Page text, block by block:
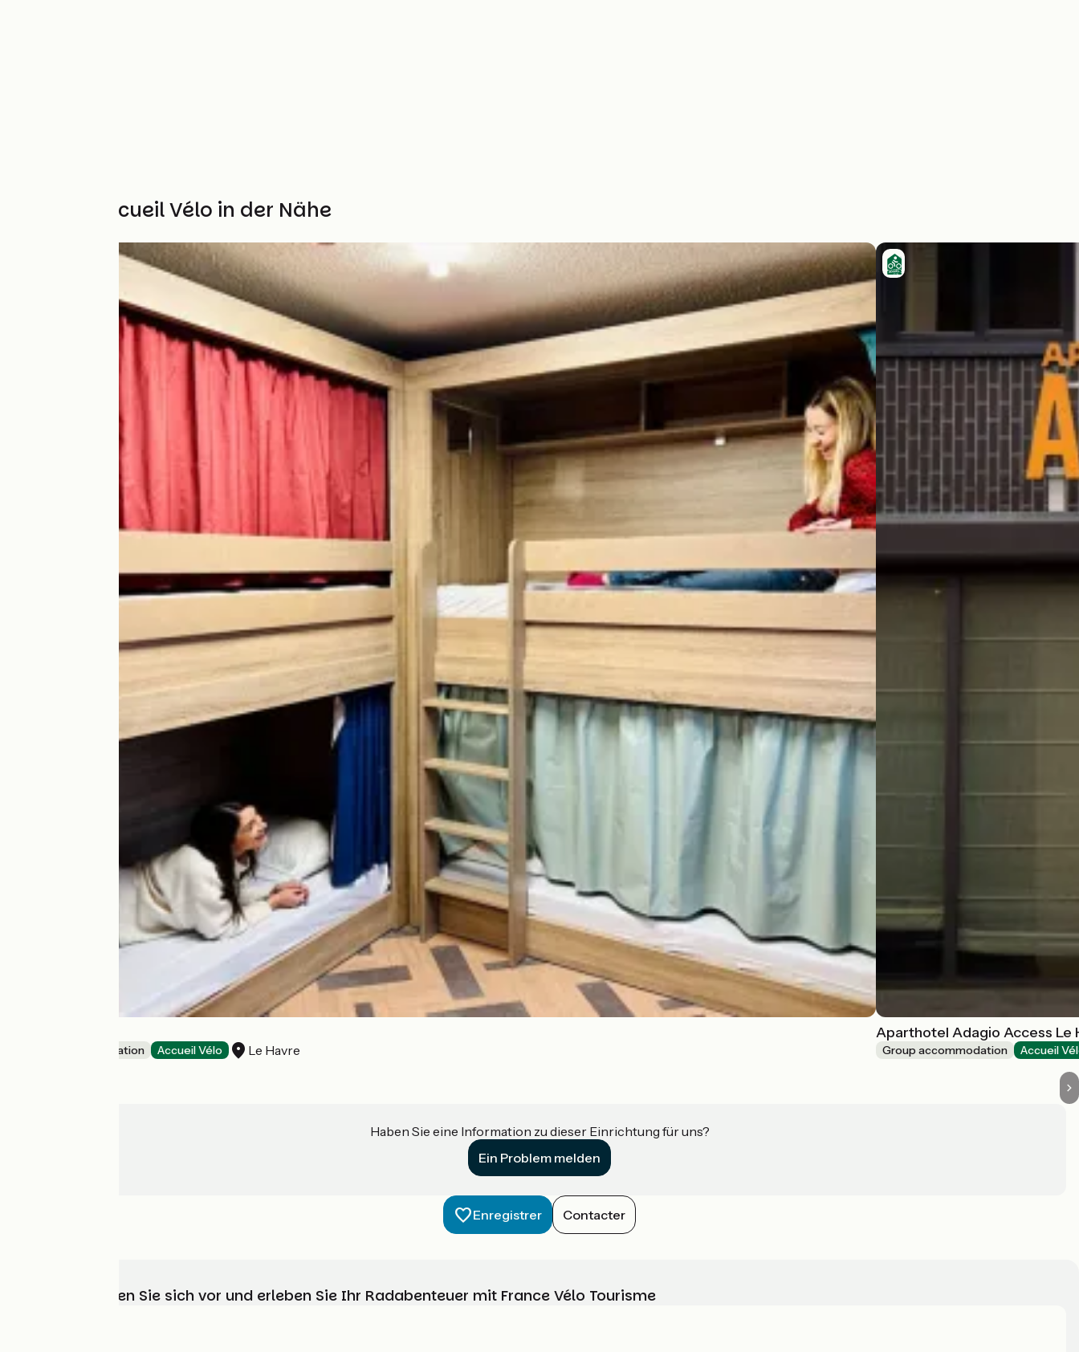
Weitere Accueil Vélo in der Nähe
Group accommodation Accueil Vélo Le Havre
Aparthotel Adagio Access Le
Group accommodation Accueil
Haben Sie eine Information zu dieser Einrichtung für uns?
Ein Problem melden
Enregistrer Contacter
Wählen, bereiten Sie sich vor und erleben Sie Ihr Radabenteuer mit France Vélo Tourisme